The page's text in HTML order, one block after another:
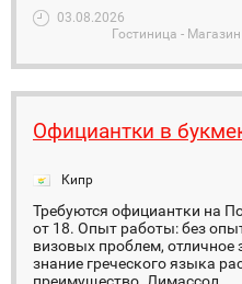
03.08.2026
Гостиница -
Официантки в
Кипр
Требуются официантки на
от 18. Опыт работы: без
визовых проблем, отличное
знание греческого языка